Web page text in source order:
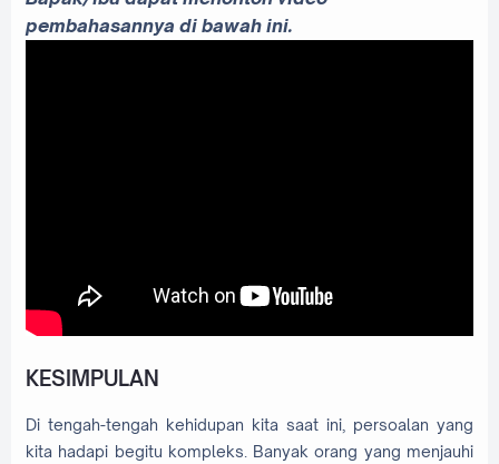
pembahasannya di bawah ini.
KESIMPULAN
Di tengah-tengah kehidupan kita saat ini, persoalan yang
kita hadapi begitu kompleks. Banyak orang yang menjauhi